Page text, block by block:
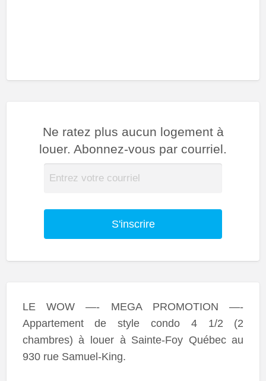
Ne ratez plus aucun logement à
louer. Abonnez-vous par courriel.
S'inscrire
LE WOW —- MEGA PROMOTION —-
Appartement de style condo 4 1/2 (2
chambres) à louer à Sainte-Foy Québec au
930 rue Samuel-King.